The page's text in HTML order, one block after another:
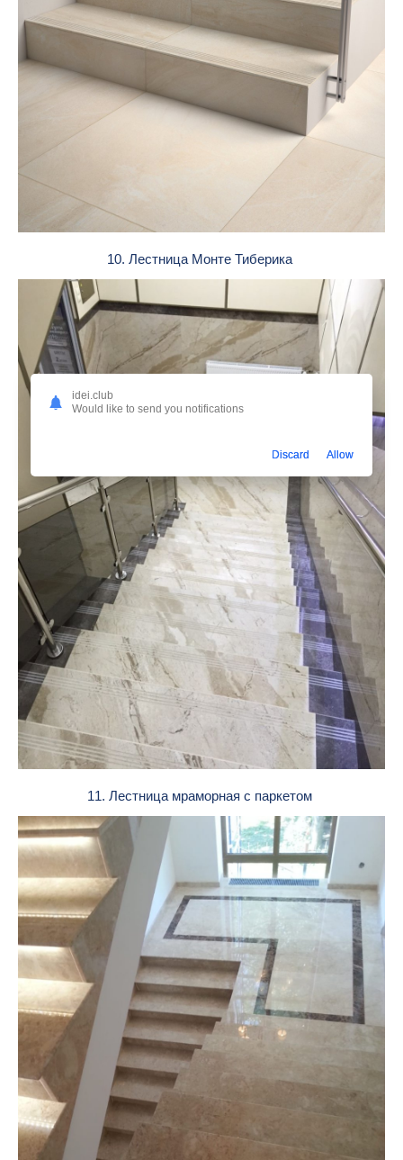
10. Лестница Монте Тиберика
11. Лестница мраморная с паркетом
idei.club
Would like to send you notifications
Discard Allow